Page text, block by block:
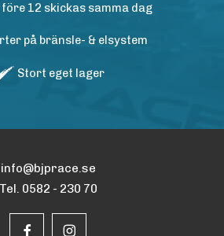
12 skickas samma dag
på bränsle- & elsystem
Stort eget lager
info@bjprace.se
Tel. 0582 - 230 70